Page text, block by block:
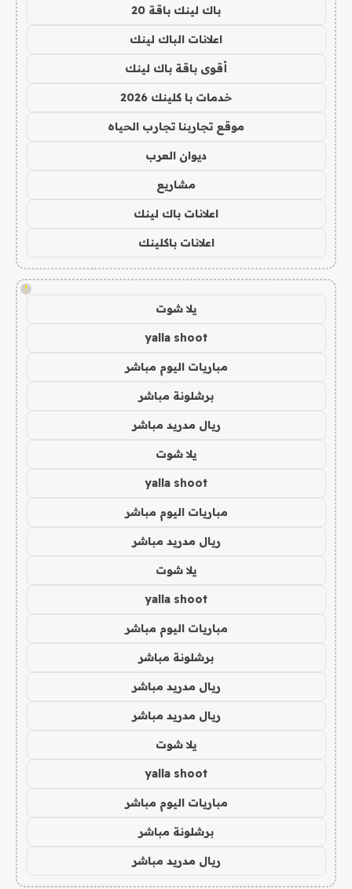
باك لينك باقة 20
اعلانات الباك لينك
أقوى باقة باك لينك
خدمات با كلينك 2026
موقع تجاربنا تجارب الحياه
ديوان العرب
مشاريع
اعلانات باك لينك
اعلانات باكلينك
!
يلا شوت
yalla shoot
مباريات اليوم مباشر
برشلونة مباشر
ريال مدريد مباشر
يلا شوت
yalla shoot
مباريات اليوم مباشر
ريال مدريد مباشر
يلا شوت
yalla shoot
مباريات اليوم مباشر
برشلونة مباشر
ريال مدريد مباشر
ريال مدريد مباشر
يلا شوت
yalla shoot
مباريات اليوم مباشر
برشلونة مباشر
ريال مدريد مباشر